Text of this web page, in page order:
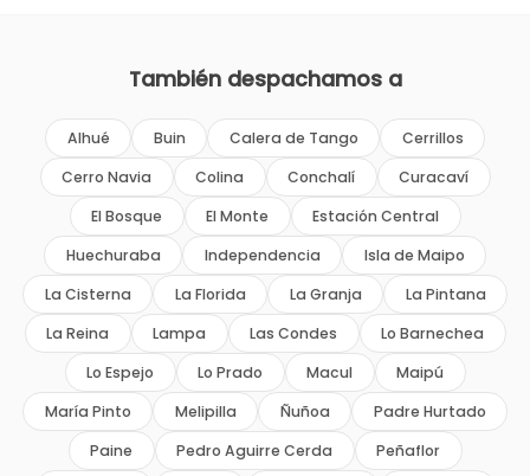
También despachamos a
Alhué Buin Calera de Tango
Cerrillos
Cerro Navia
Colina Conchalí
Curacaví
El Bosque
El Monte
Estación Central
Huechuraba
Independencia
Isla de Maipo
La Cisterna
La Florida La Granja
La Pintana
La Reina
Lampa Las Condes
Lo Barnechea
Lo Espejo
Lo Prado Macul
Maipú
María Pinto
Melipilla Ñuñoa
Padre Hurtado
Paine
Pedro Aguirre Cerda Peñaflor